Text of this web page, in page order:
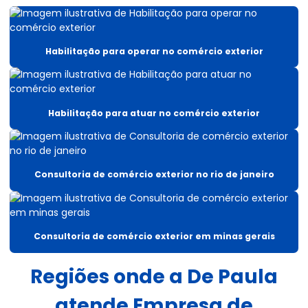
Auditoria de procedimentos aduaneiros
Benefícios fiscais do icms
Comissaria de despachos aduaneiros
Consulta aduaneira
Consultor de benefícios fiscais icms
Consultoria aduaneira
Consultoria aduaneiras de exportação
Habilitação para operar no comércio exterior
Habilitação para atuar no comércio exterior
Consultoria de comércio exterior no rio de janeiro
Consultoria de comércio exterior em minas gerais
Regiões onde a De Paula